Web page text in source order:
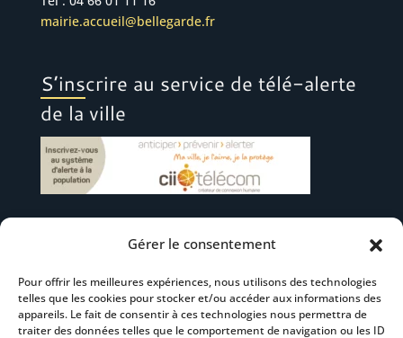
Gérer le consentement
Pour offrir les meilleures expériences, nous utilisons des technologies
telles que les cookies pour stocker et/ou accéder aux informations des
appareils. Le fait de consentir à ces technologies nous permettra de
traiter des données telles que le comportement de navigation ou les ID
mairie.accueil@bellegarde.fr
S’inscrire au service de télé-alerte
de la ville
Suivez-nous